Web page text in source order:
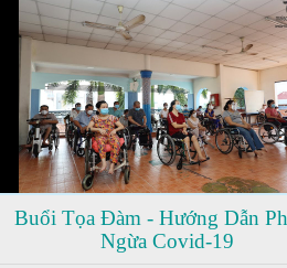
Buổi Tọa Đàm - Hướng Dẫn
Ngừa Covid-19